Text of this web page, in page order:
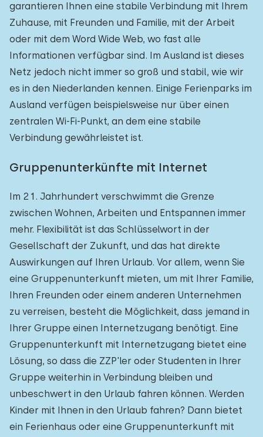
garantieren Ihnen eine stabile Verbindung mit Ihrem
Zuhause, mit Freunden und Familie, mit der Arbeit
oder mit dem Word Wide Web, wo fast alle
Informationen verfügbar sind. Im Ausland ist dieses
Netz jedoch nicht immer so groß und stabil, wie wir
es in den Niederlanden kennen. Einige Ferienparks im
Ausland verfügen beispielsweise nur über einen
zentralen Wi-Fi-Punkt, an dem eine stabile
Verbindung gewährleistet ist.
Gruppenunterkünfte mit Internet
Im 21. Jahrhundert verschwimmt die Grenze
zwischen Wohnen, Arbeiten und Entspannen immer
mehr. Flexibilität ist das Schlüsselwort in der
Gesellschaft der Zukunft, und das hat direkte
Auswirkungen auf Ihren Urlaub. Vor allem, wenn Sie
eine Gruppenunterkunft mieten, um mit Ihrer Familie,
Ihren Freunden oder einem anderen Unternehmen
zu verreisen, besteht die Möglichkeit, dass jemand in
Ihrer Gruppe einen Internetzugang benötigt. Eine
Gruppenunterkunft mit Internetzugang bietet eine
Lösung, so dass die ZZP'ler oder Studenten in Ihrer
Gruppe weiterhin in Verbindung bleiben und
unbeschwert in den Urlaub fahren können. Werden
Kinder mit Ihnen in den Urlaub fahren? Dann bietet
ein Ferienhaus oder eine Gruppenunterkunft mit